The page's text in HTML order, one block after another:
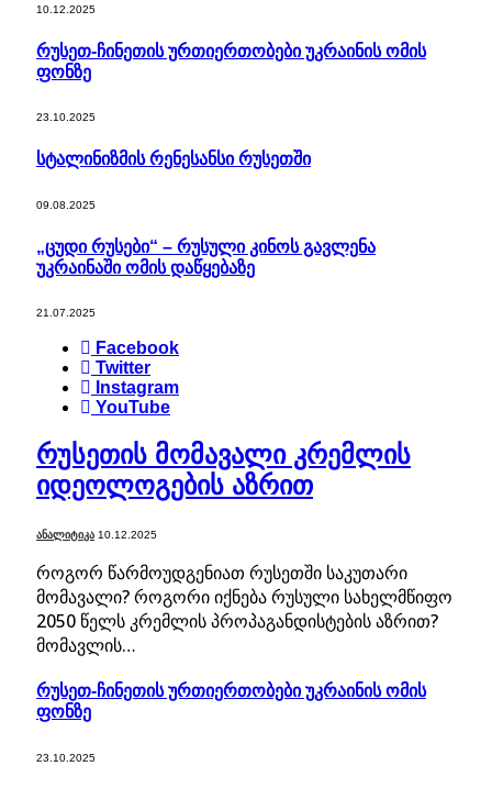
10.12.2025
რუსეთ-ჩინეთის ურთიერთობები უკრაინის ომის
ფონზე
23.10.2025
სტალინიზმის რენესანსი რუსეთში
09.08.2025
„ცუდი რუსები“ – რუსული კინოს გავლენა
უკრაინაში ომის დაწყებაზე
21.07.2025
Facebook
Twitter
Instagram
YouTube
რუსეთის მომავალი კრემლის
იდეოლოგების აზრით
ᲐᲜᲐᲚᲘᲢᲘᲙᲐ 10.12.2025
როგორ წარმოუდგენიათ რუსეთში საკუთარი
მომავალი? როგორი იქნება რუსული სახელმწიფო
2050 წელს კრემლის პროპაგანდისტების აზრით?
მომავლის…
რუსეთ-ჩინეთის ურთიერთობები უკრაინის ომის
ფონზე
23.10.2025